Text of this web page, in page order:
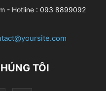
- Hotline : 093 8899092
TÔI